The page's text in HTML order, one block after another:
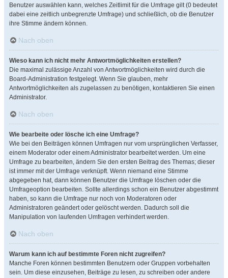
Benutzer auswählen kann, welches Zeitlimit für die Umfrage gilt (0 bedeutet
dabei eine zeitlich unbegrenzte Umfrage) und schließlich, ob die Benutzer
ihre Stimme ändern können.
Nach oben
Wieso kann ich nicht mehr Antwortmöglichkeiten erstellen?
Die maximal zulässige Anzahl von Antwortmöglichkeiten wird durch die
Board-Administration festgelegt. Wenn Sie glauben, mehr
Antwortmöglichkeiten als zugelassen zu benötigen, kontaktieren Sie einen
Administrator.
Nach oben
Wie bearbeite oder lösche ich eine Umfrage?
Wie bei den Beiträgen können Umfragen nur vom ursprünglichen Verfasser,
einem Moderator oder einem Administrator bearbeitet werden. Um eine
Umfrage zu bearbeiten, ändern Sie den ersten Beitrag des Themas; dieser
ist immer mit der Umfrage verknüpft. Wenn niemand eine Stimme
abgegeben hat, dann können Benutzer die Umfrage löschen oder die
Umfrageoption bearbeiten. Sollte allerdings schon ein Benutzer abgestimmt
haben, so kann die Umfrage nur noch von Moderatoren oder
Administratoren geändert oder gelöscht werden. Dadurch soll die
Manipulation von laufenden Umfragen verhindert werden.
Nach oben
Warum kann ich auf bestimmte Foren nicht zugreifen?
Manche Foren können bestimmten Benutzern oder Gruppen vorbehalten
sein. Um diese einzusehen, Beiträge zu lesen, zu schreiben oder andere